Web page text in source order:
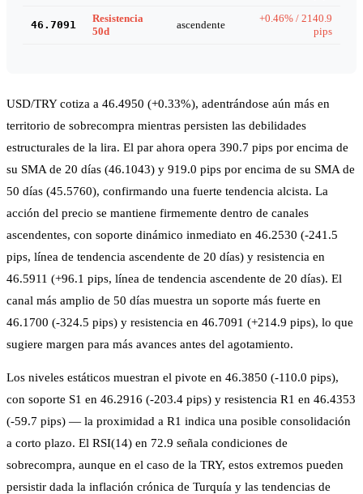
46.7091
Resistencia
50d
ascendente
+0.46% / 2140.9
pips
USD/TRY cotiza a 46.4950 (+0.33%), adentrándose aún más en
territorio de sobrecompra mientras persisten las debilidades
estructurales de la lira. El par ahora opera 390.7 pips por encima de
su SMA de 20 días (46.1043) y 919.0 pips por encima de su SMA de
50 días (45.5760), confirmando una fuerte tendencia alcista. La
acción del precio se mantiene firmemente dentro de canales
ascendentes, con soporte dinámico inmediato en 46.2530 (-241.5
pips, línea de tendencia ascendente de 20 días) y resistencia en
46.5911 (+96.1 pips, línea de tendencia ascendente de 20 días). El
canal más amplio de 50 días muestra un soporte más fuerte en
46.1700 (-324.5 pips) y resistencia en 46.7091 (+214.9 pips), lo que
sugiere margen para más avances antes del agotamiento.
Los niveles estáticos muestran el pivote en 46.3850 (-110.0 pips),
con soporte S1 en 46.2916 (-203.4 pips) y resistencia R1 en 46.4353
(-59.7 pips) — la proximidad a R1 indica una posible consolidación
a corto plazo. El RSI(14) en 72.9 señala condiciones de
sobrecompra, aunque en el caso de la TRY, estos extremos pueden
persistir dada la inflación crónica de Turquía y las tendencias de